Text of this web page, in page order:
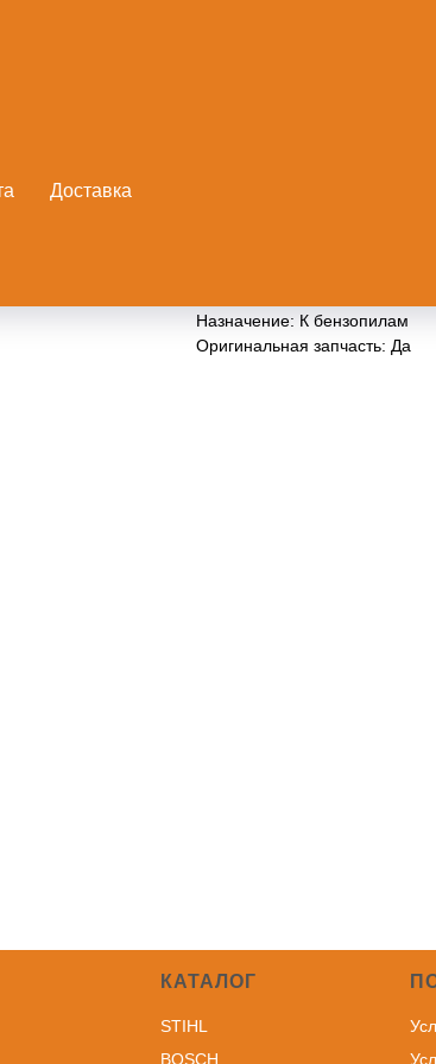
Доставка
Назначение: К бензопилам
Оригинальная запчасть: Да
КАТАЛОГ
STIHL
BOSCH